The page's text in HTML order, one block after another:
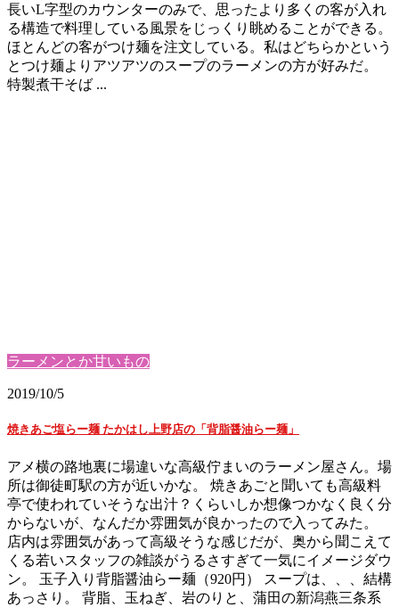
長いL字型のカウンターのみで、思ったより多くの客が入れ
る構造で料理している風景をじっくり眺めることができる。
ほとんどの客がつけ麺を注文している。私はどちらかという
とつけ麺よりアツアツのスープのラーメンの方が好みだ。
特製煮干そば ...
ラーメンとか甘いもの
2019/10/5
焼きあご塩らー麺 たかはし上野店の「背脂醤油らー麺」
アメ横の路地裏に場違いな高級佇まいのラーメン屋さん。場
所は御徒町駅の方が近いかな。 焼きあごと聞いても高級料
亭で使われていそうな出汁？くらいしか想像つかなく良く分
からないが、なんだか雰囲気が良かったので入ってみた。
店内は雰囲気があって高級そうな感じだが、奥から聞こえて
くる若いスタッフの雑談がうるさすぎて一気にイメージダウ
ン。 玉子入り背脂醤油らー麺（920円） スープは、、、結構
あっさり。 背脂、玉ねぎ、岩のりと、蒲田の新潟燕三条系